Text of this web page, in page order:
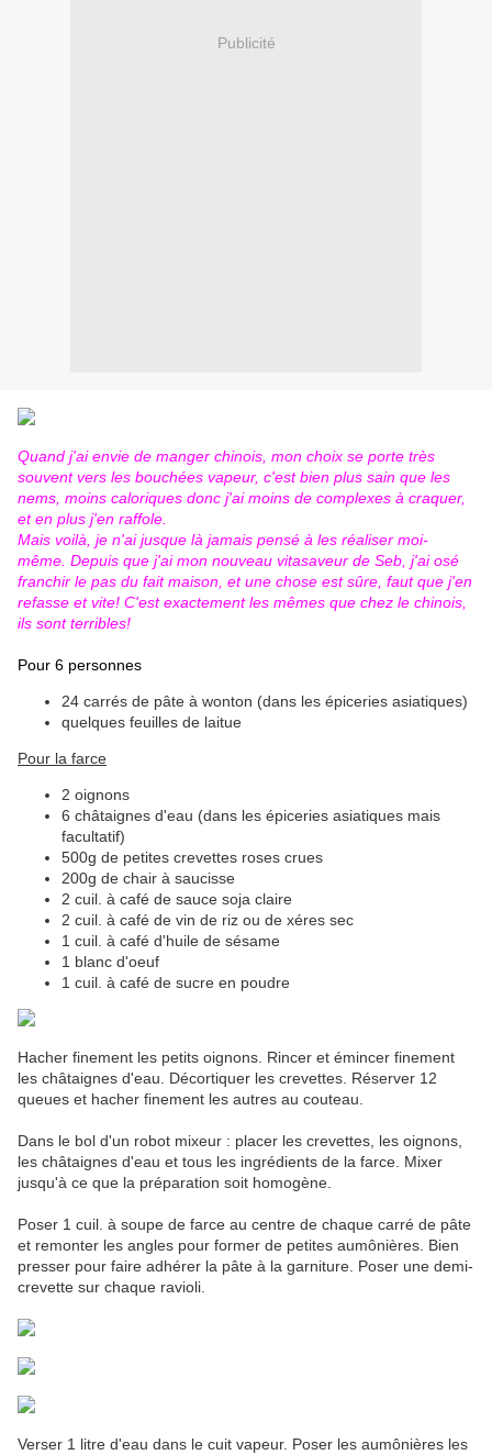
Publicité
Quand j'ai envie de manger chinois, mon choix se porte très
souvent vers les bouchées vapeur, c'est bien plus sain que les
nems, moins caloriques donc j'ai moins de complexes à craquer,
et en plus j'en raffole.
Mais voilà, je n'ai jusque là jamais pensé à les réaliser moi-
même. Depuis que j'ai mon nouveau vitasaveur de Seb, j'ai osé
franchir le pas du fait maison, et une chose est sûre, faut que j'en
refasse et vite! C'est exactement les mêmes que chez le chinois,
ils sont terribles!
Pour 6 personnes
24 carrés de pâte à wonton (dans les épiceries asiatiques)
quelques feuilles de laitue
Pour la farce
2 oignons
6 châtaignes d'eau (dans les épiceries asiatiques mais
facultatif)
500g de petites crevettes roses crues
200g de chair à saucisse
2 cuil. à café de sauce soja claire
2 cuil. à café de vin de riz ou de xéres sec
1 cuil. à café d'huile de sésame
1 blanc d'oeuf
1 cuil. à café de sucre en poudre
Hacher finement les petits oignons. Rincer et émincer finement
les châtaignes d'eau. Décortiquer les crevettes. Réserver 12
queues et hacher finement les autres au couteau.
Dans le bol d'un robot mixeur : placer les crevettes, les oignons,
les châtaignes d'eau et tous les ingrédients de la farce. Mixer
jusqu'à ce que la préparation soit homogène.
Poser 1 cuil. à soupe de farce au centre de chaque carré de pâte
et remonter les angles pour former de petites aumônières. Bien
presser pour faire adhérer la pâte à la garniture. Poser une demi-
crevette sur chaque ravioli.
Verser 1 litre d'eau dans le cuit vapeur. Poser les aumônières les